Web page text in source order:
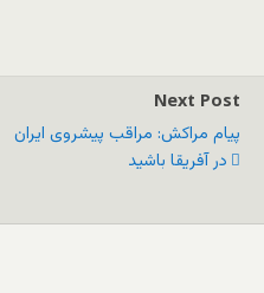
Next Post
پیام مراکش: مراقب پیشروی ایران
در آفریقا باشید